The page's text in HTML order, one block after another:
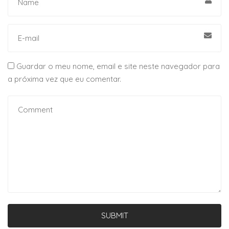
Guardar o meu nome, email e site neste navegador para
a próxima vez que eu comentar.
SUBMIT